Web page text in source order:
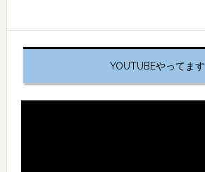
YOUTUBEやってます